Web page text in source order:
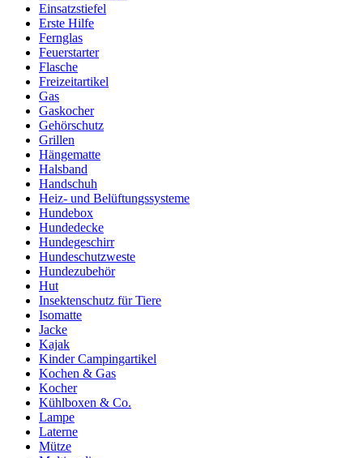
Einsatzstiefel
Erste Hilfe
Fernglas
Feuerstarter
Flasche
Freizeitartikel
Gas
Gaskocher
Gehörschutz
Grillen
Hängematte
Halsband
Handschuh
Heiz- und Belüftungssysteme
Hundebox
Hundedecke
Hundegeschirr
Hundeschutzweste
Hundezubehör
Hut
Insektenschutz für Tiere
Isomatte
Jacke
Kajak
Kinder Campingartikel
Kochen & Gas
Kocher
Kühlboxen & Co.
Lampe
Laterne
Mütze